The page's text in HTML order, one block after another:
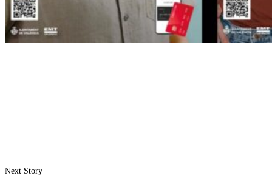
Next Story